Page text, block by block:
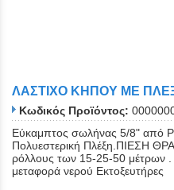
ΛΑΣΤΙΧΟ ΚΗΠΟΥ ΜΕ
Κωδικός Προϊόντος:
Εύκαμπτος σωλήνας 5/8" από
Πολυεστερική Πλέξη.ΠΙΕΣΗ
ρόλλους των 15-25-50 μέτρων
μεταφορά νερού Εκτοξευτήρες